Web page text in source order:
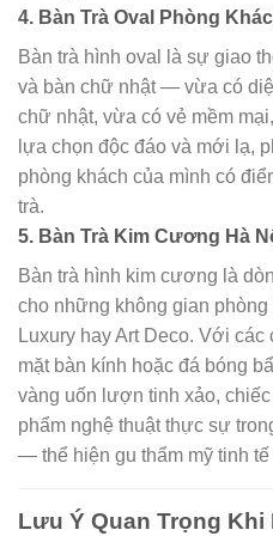
4. Bàn Trà Oval Phòng
Bàn trà hình oval là sự giao
và bàn chữ nhật — vừa có
chữ nhật, vừa có vẻ mềm
lựa chọn độc đáo và mới lạ,
phòng khách của mình có
trà.
5. Bàn Trà Kim Cương Hà
Bàn trà hình kim cương là
cho những không gian
Luxury hay Art Deco. Với
mặt bàn kính hoặc đá bóng
vàng uốn lượn tinh xảo,
phẩm nghệ thuật thực sự
— thể hiện gu thẩm mỹ tinh
Lưu Ý Quan Trọng Khi